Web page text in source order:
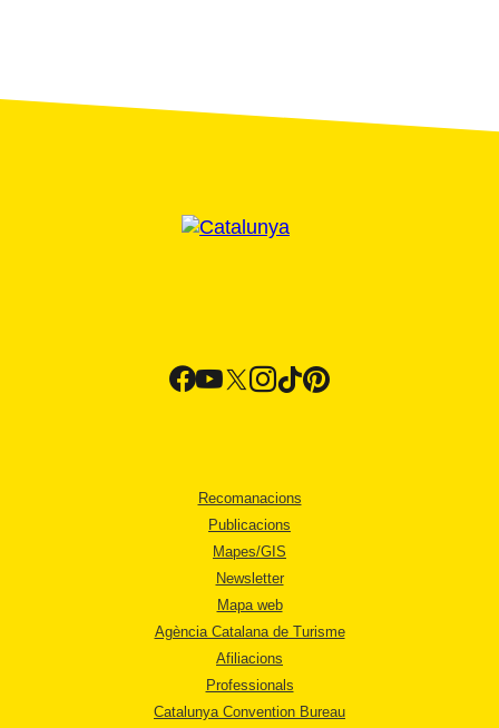
Recomanacions
Publicacions
Mapes/GIS
Newsletter
Mapa web
Agència Catalana de Turisme
Afiliacions
Professionals
Catalunya Convention Bureau